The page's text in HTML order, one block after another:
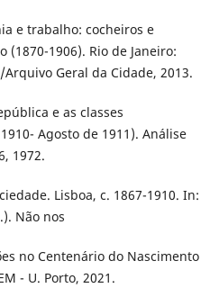
e trabalho: cocheiros e
(1870-1906). Rio de Janeiro:
Geral da Cidade, 2013.
e as classes
Agosto de 1911). Análise
1972.
Lisboa, c. 1867-1910. In:
Não nos
no Centenário do Nascimento
- U. Porto, 2021.